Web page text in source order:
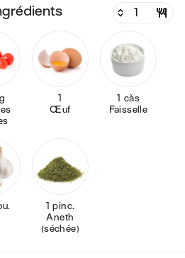
1
Œuf
1 càs
Faisselle
1 pinc.
Aneth
(séchée)